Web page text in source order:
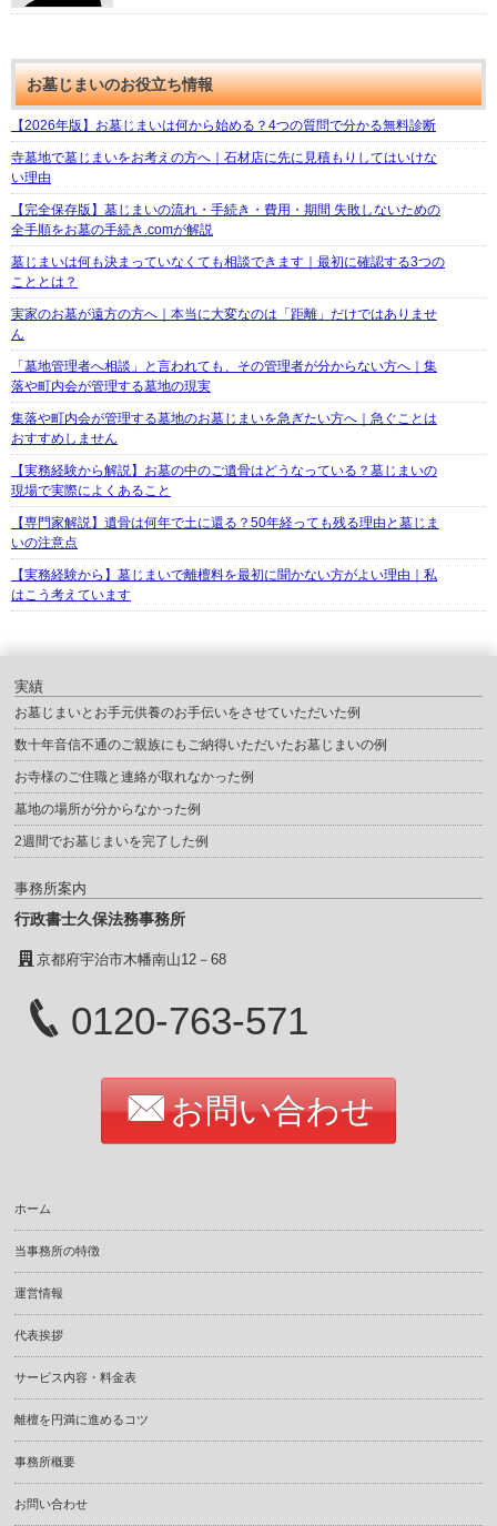
お墓じまいのお役立ち情報
【2026年版】お墓じまいは何から始める？4つの質問で分かる無料診断
寺墓地で墓じまいをお考えの方へ｜石材店に先に見積もりしてはいけな
い理由
【完全保存版】墓じまいの流れ・手続き・費用・期間 失敗しないための
全手順をお墓の手続き.comが解説
墓じまいは何も決まっていなくても相談できます｜最初に確認する3つの
こととは？
実家のお墓が遠方の方へ｜本当に大変なのは「距離」だけではありませ
ん
「墓地管理者へ相談」と言われても、その管理者が分からない方へ｜集
落や町内会が管理する墓地の現実
集落や町内会が管理する墓地のお墓じまいを急ぎたい方へ｜急ぐことは
おすすめしません
【実務経験から解説】お墓の中のご遺骨はどうなっている？墓じまいの
現場で実際によくあること
【専門家解説】遺骨は何年で土に還る？50年経っても残る理由と墓じま
いの注意点
【実務経験から】墓じまいで離檀料を最初に聞かない方がよい理由｜私
はこう考えています
実績
お墓じまいとお手元供養のお手伝いをさせていただいた例
数十年音信不通のご親族にもご納得いただいたお墓じまいの例
お寺様のご住職と連絡が取れなかった例
墓地の場所が分からなかった例
2週間でお墓じまいを完了した例
事務所案内
行政書士久保法務事務所
京都府宇治市木幡南山12－68
0120-763-571
お問い合わせ
ホーム
当事務所の特徴
運営情報
代表挨拶
サービス内容・料金表
離檀を円満に進めるコツ
事務所概要
お問い合わせ